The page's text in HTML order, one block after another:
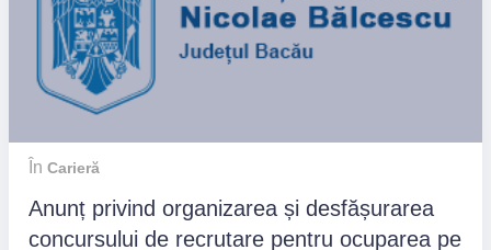
În Carieră
Anunț privind organizarea și desfășurarea
concursului de recrutare pentru ocuparea pe